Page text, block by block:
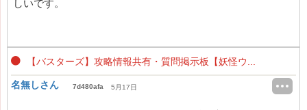
しいです。
【バスターズ】攻略情報共有・質問掲示板【妖怪ウ...
名無しさん 7d480afa 5月17日